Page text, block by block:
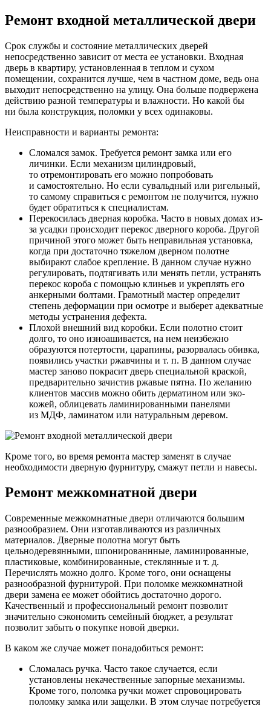
Ремонт входной металлической двери
Срок службы и состояние металлических дверей
непосредственно зависит от места ее установки. Входная
дверь в квартиру, установленная в теплом и сухом
помещении, сохранится лучше, чем в частном доме, ведь она
выходит непосредственно на улицу. Она больше подвержена
действию разной температуры и влажности. Но какой бы
ни была конструкция, поломки у всех одинаковы.
Неисправности и варианты ремонта:
Сломался замок. Требуется ремонт замка или его
личинки. Если механизм цилиндровый,
то отремонтировать его можно попробовать
и самостоятельно. Но если сувальдный или ригельный,
то самому справиться с ремонтом не получится, нужно
будет обратиться к специалистам.
Перекосилась дверная коробка. Часто в новых домах из-
за усадки происходит перекос дверного короба. Другой
причиной этого может быть неправильная установка,
когда при достаточно тяжелом дверном полотне
выбирают слабое крепление. В данном случае нужно
регулировать, подтягивать или менять петли, устранять
перекос короба с помощью клиньев и укреплять его
анкерными болтами. Грамотный мастер определит
степень деформации при осмотре и выберет адекватные
методы устранения дефекта.
Плохой внешний вид коробки. Если полотно стоит
долго, то оно изноашивается, на нем неизбежно
образуются потертости, царапины, разорвалась обивка,
появились участки ржавчины и т. п. В данном случае
мастер заново покрасит дверь специальной краской,
предварительно зачистив ржавые пятна. По желанию
клиентов массив можно обить дерматином или эко-
кожей, облицевать ламинированными панелями
из МДФ, ламинатом или натуральным деревом.
Кроме того, во время ремонта мастер заменят в случае
необходимости дверную фурнитуру, смажут петли и навесы.
Ремонт межкомнатной двери
Современные межкомнатные двери отличаются большим
разнообразием. Они изготавливаются из различных
материалов. Дверные полотна могут быть
цельнодеревянными, шпонированнные, ламинированные,
пластиковые, комбинированные, стеклянные и т. д.
Перечислять можно долго. Кроме того, они оснащены
разнообразной фурнитурой. При поломке межкомнатной
двери замена ее может обойтись достаточно дорого.
Качественный и профессиональный ремонт позволит
значительно сэкономить семейный бюджет, а результат
позволит забыть о покупке новой дверки.
В каком же случае может понадобиться ремонт:
Сломалась ручка. Часто такое случается, если
установлены некачественные запорные механизмы.
Кроме того, поломка ручки может спровоцировать
поломку замка или защелки. В этом случае потребуется